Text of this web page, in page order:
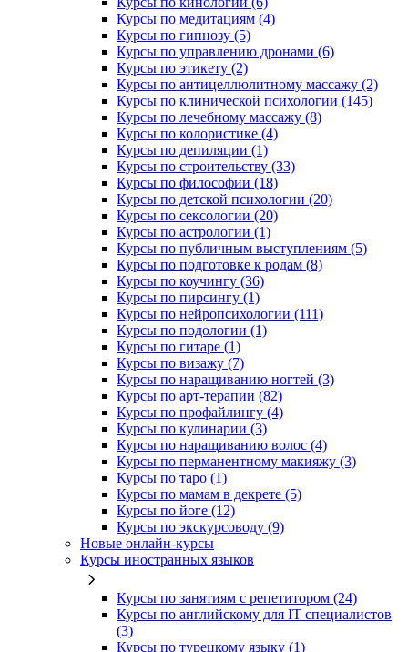
Курсы по медитациям (4)
Курсы по гипнозу (5)
Курсы по управлению дронами (6)
Курсы по этикету (2)
Курсы по антицеллюлитному массажу (2)
Курсы по клинической психологии (145)
Курсы по лечебному массажу (8)
Курсы по колористике (4)
Курсы по депиляции (1)
Курсы по строительству (33)
Курсы по философии (18)
Курсы по детской психологии (20)
Курсы по сексологии (20)
Курсы по астрологии (1)
Курсы по публичным выступлениям (5)
Курсы по подготовке к родам (8)
Курсы по коучингу (36)
Курсы по пирсингу (1)
Курсы по нейропсихологии (111)
Курсы по подологии (1)
Курсы по гитаре (1)
Курсы по визажу (7)
Курсы по наращиванию ногтей (3)
Курсы по арт-терапии (82)
Курсы по профайлингу (4)
Курсы по кулинарии (3)
Курсы по наращиванию волос (4)
Курсы по перманентному макияжу (3)
Курсы по таро (1)
Курсы по мамам в декрете (5)
Курсы по йоге (12)
Курсы по экскурсоводу (9)
Новые онлайн‑курсы
Курсы иностранных языков
Курсы по занятиям с репетитором (24)
Курсы по английскому для IT специалистов
(3)
Курсы по турецкому языку (1)